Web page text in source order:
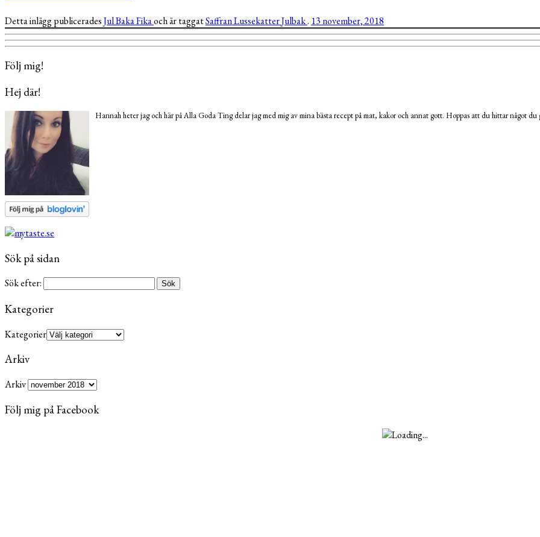
Detta inlägg publiceradesJulBakaFikaoch är taggatSaffranLussekatterJulbak. 13 november, 2018
Följ mig!
Hej där!
Hannah heter jag och här på Alla Goda Ting delar jag med mig av mina bästa recept på mat, kakor och annat gott. Hoppas att du hittar något du
Sök på sidan
Sök efter:
Kategorier
Kategorier
Arkiv
Arkiv
Följ mig på Facebook